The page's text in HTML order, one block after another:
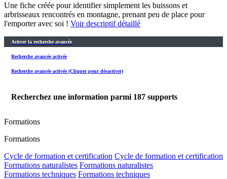
Une fiche créée pour identifier simplement les buissons et
arbrisseaux rencontrés en montagne, prenant peu de place pour
l'emporter avec soi ! Voir descriptif détaillé
Activer la recherche avancée
Recherche avancée activée
Recherche avancée activée (Cliquer pour désactiver)
Recherchez une information parmi 187 supports
Formations
Formations
Cycle de formation et certification Cycle de formation et certification
Formations naturalistes Formations naturalistes
Formations techniques Formations techniques